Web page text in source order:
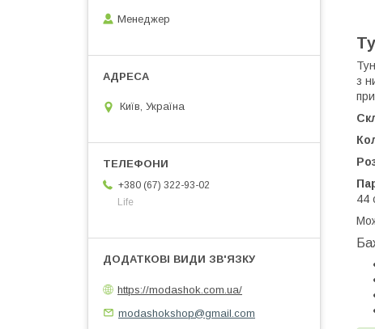
з
44
Менеджер
Київ, Україна
+380 (67) 322-93-02
Life
https://modashok.com.ua/
modashokshop@gmail.com